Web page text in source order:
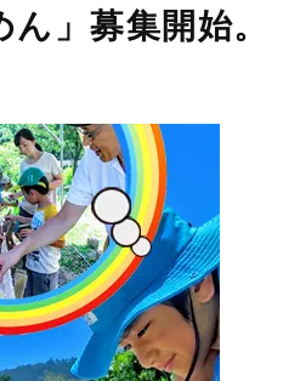
」募集開始。